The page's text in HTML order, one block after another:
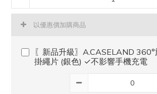
以優惠價加購商品
〖新品升級〗A.CASELAND
掛繩片 (銀色) ✓不影響手機充電